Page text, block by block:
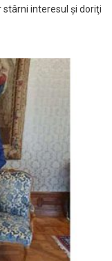
stârni interesul şi doriţi